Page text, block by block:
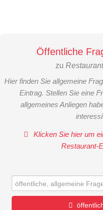
Öffentliche
zu
Hier finden Sie allgemeine
Eintrag. Stellen Sie eine
allgemeines Anliegen
Klicken Sie hier um
Restaurant-